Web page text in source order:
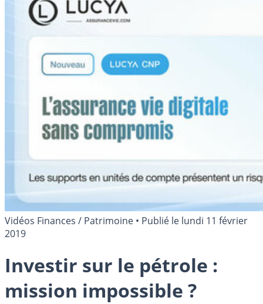
Vidéos Finances / Patrimoine • Publié le lundi 11 février
2019
Investir sur le pétrole :
mission impossible ?